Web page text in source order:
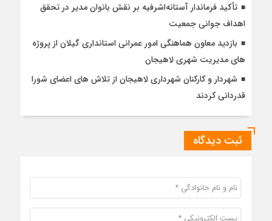
تأکید فرماندار آستانه‌اشرفیه بر نقش بانوان مدیر در تحقق
اهداف جوانی جمعیت
بازدید معاون هماهنگی امور عمرانی استانداری گیلان از پروژه
های مدیریت شهری لاهیجان
شهردار و کارکنان شهرداری لاهیجان از تلاش های اعضای شورا
قدردانی کردند
ثبت دیدگاه